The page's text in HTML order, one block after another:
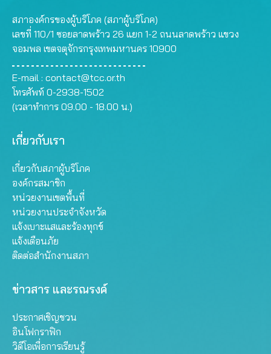
สภาองค์กรของผู้บริโภค (สภาผู้บริโภค)
เลขที่ 110/1 ซอยลาดพร้าว 26 แยก 1-2 ถนนลาดพร้าว แขวง
จอมพล เขตจตุจักรกรุงเทพมหานคร 10900
E-mail : contact@tcc.or.th
โทรศัพท์ 0-2938-1502
(เวลาทำการ 09.00 - 18.00 น.)
เกี่ยวกับเรา
เกี่ยวกับสภาผู้บริโภค
องค์กรสมาชิก
หน่วยงานเขตพื้นที่
หน่วยงานประจำจังหวัด
แจ้งเบาะแสและร้องทุกข์
แจ้งเตือนภัย
ติดต่อสำนักงานสภา
ข่าวสาร และรณรงค์
ประกาศเชิญชวน
อินโฟกราฟิก
วิดีโอเพื่อการเรียนรู้